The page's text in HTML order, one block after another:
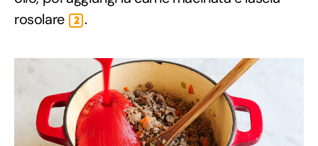
rosolare
2 .